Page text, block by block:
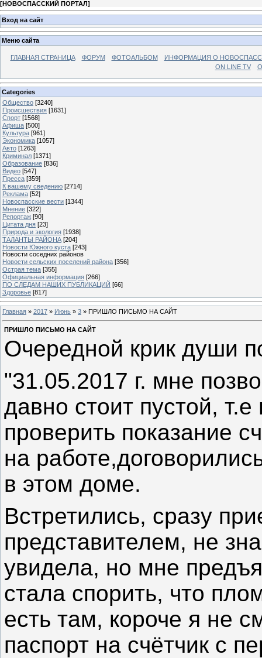
[НОВОСПАССКИЙ ПОРТАЛ]
Вход на сайт
Меню сайта
ГЛАВНАЯ СТРАНИЦА ФОРУМ ФОТОАЛЬБОМ
ИНФОРМАЦИЯ О
ON LINE TV
Categories
Общество [3240]
Происшествия [1631]
Спорт [1568]
Афиша [500]
Культура [961]
Экономика [1057]
Авто [1263]
Криминал [1371]
Образование [836]
Видео [547]
Пресса [359]
К вашему сведению [2714]
Реклама [52]
Новоспасские вести [1344]
Мнение [322]
Репортаж [90]
Цитата дня [23]
Природа и экология [1938]
ТАЛАНТЫ РАЙОНА [204]
Новости Южного куста [243]
Новости соседних районов
Новости сельских поселений района [356]
Острая тема [355]
Официальная информация [266]
ПО СЛЕДАМ НАШИХ ПУБЛИКАЦИЙ [66]
Здоровье [817]
Главная » 2017 » Июнь » 3 » ПРИШЛО ПИСЬМО НА САЙТ
ПРИШЛО ПИСЬМО НА САЙТ
Очередной крик души
"31.05.2017 г. мне
давно стоит пустой,
проверить показание
на
в этом доме.
Встретились, сразу
представителем, не
увидела, но мне
стала спорить, что
есть там, короче я не
паспорт на счётчик с